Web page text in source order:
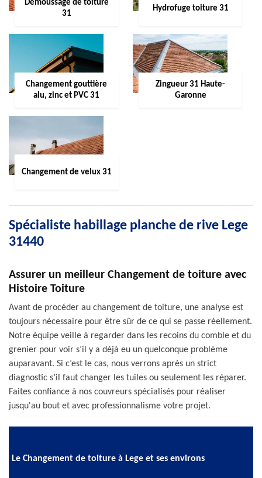
Démoussage de toiture
31
Hydrofuge toiture 31
Changement gouttière
alu, zinc et PVC 31
Zingueur 31 Haute-
Garonne
Changement de velux 31
Spécialiste habillage planche de rive Lege
31440
Assurer un meilleur Changement de toiture avec
Histoire Toiture
Avant de procéder au changement de toiture, une analyse est
toujours nécessaire pour être sûr de ce qui se passe réellement.
Notre équipe veille à regarder dans les recoins du comble et du
grenier pour voir s’il y a déjà eu un quelconque problème
auparavant. Si c’est le cas, nous verrons après un strict
diagnostic s’il faut changer les tuiles ou seulement les réparer.
Faites confiance à nos couvreurs spécialisés pour réaliser
jusqu'au bout et avec professionnalisme votre projet.
Le Changement de toiture à Lege et ses environs